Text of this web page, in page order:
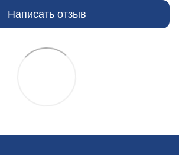
Написать отзыв